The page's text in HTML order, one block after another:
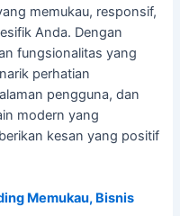
memukau, responsif,
Anda. Dengan
fungsionalitas yang
perhatian
pengguna, dan
modern yang
kesan yang positif
Memukau, Bisnis